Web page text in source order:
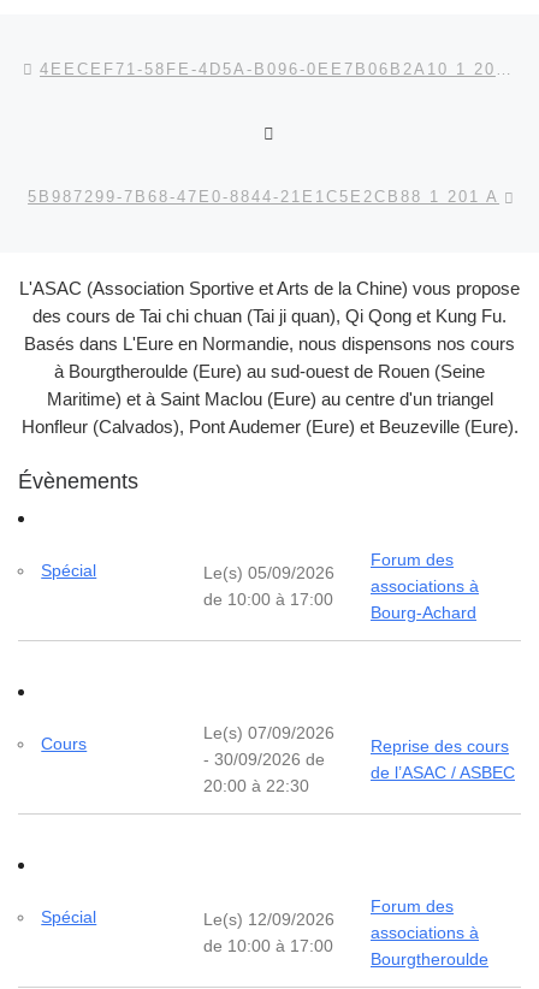
Parcourir les articles
5B987299-7B68-47E0-8844-21E1C5E2CB88 1 201 A
L'ASAC (Association Sportive et Arts de la Chine) vous propose
des cours de Tai chi chuan (Tai ji quan), Qi Qong et Kung Fu.
Basés dans L'Eure en Normandie, nous dispensons nos cours
à Bourgtheroulde (Eure) au sud-ouest de Rouen (Seine
Maritime) et à Saint Maclou (Eure) au centre d'un triangel
Honfleur (Calvados), Pont Audemer (Eure) et Beuzeville (Eure).
Évènements
Spécial
Le(s) 05/09/2026
de 10:00 à 17:00
Forum des
associations à
Bourg-Achard
Cours
Le(s) 07/09/2026
- 30/09/2026 de
20:00 à 22:30
Reprise des cours
de l’ASAC / ASBEC
Spécial
Le(s) 12/09/2026
de 10:00 à 17:00
Forum des
associations à
Bourgtheroulde